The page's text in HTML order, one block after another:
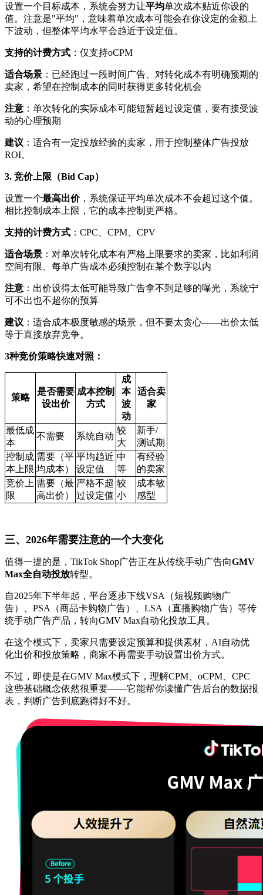
设置一个目标成本，系统会努力让平均单次成本贴近你设的
值。注意是"平均"，意味着单次成本可能会在你设定的金额上
下波动，但整体平均水平会趋近于设定值。
支持的计费方式 ：仅支持oCPM
适合场景 ：已经跑过一段时间广告、对转化成本有明确预期的
卖家，希望在控制成本的同时获得更多转化机会
注意 ：单次转化的实际成本可能短暂超过设定值，要有接受波
动的心理预期
建议 ：适合有一定投放经验的卖家，用于控制整体广告投放
ROI。
3. 竞价上限（Bid Cap）
设置一个最高出价，系统保证平均单次成本不会超过这个值。
相比控制成本上限，它的成本控制更严格。
支持的计费方式 ：CPC、CPM、CPV
适合场景 ：对单次转化成本有严格上限要求的卖家，比如利润
空间有限、每单广告成本必须控制在某个数字以内
注意 ：出价设得太低可能导致广告拿不到足够的曝光，系统宁
可不出也不超你的预算
建议 ：适合成本极度敏感的场景，但不要太贪心——出价太低
等于直接放弃竞争。
3种竞价策略快速对照：
策略
是否需要
设出价
成本控制
方式
成
本
波
动
适合卖
家
最低成
本
不需要 系统自动
较
大
新手/
测试期
控制成
本上限
需要（平
均成本）
平均趋近
设定值
中
等
有经验
的卖家
竞价上
限
需要（最
高出价）
严格不超
过设定值
较
小
成本敏
感型
三、2026年需要注意的一个大变化
值得一提的是，TikTok Shop广告正在从传统手动广告向GMV
Max全自动投放转型。
自2025年下半年起，平台逐步下线VSA（短视频购物广
告）、PSA（商品卡购物广告）、LSA（直播购物广告）等传
统手动广告产品，转向GMV Max自动化投放工具。
在这个模式下，卖家只需要设定预算和提供素材，AI自动优
化出价和投放策略，商家不再需要手动设置出价方式。
不过，即使是在GMV Max模式下，理解CPM、oCPM、CPC
这些基础概念依然很重要——它能帮你读懂广告后台的数据报
表，判断广告到底跑得好不好。